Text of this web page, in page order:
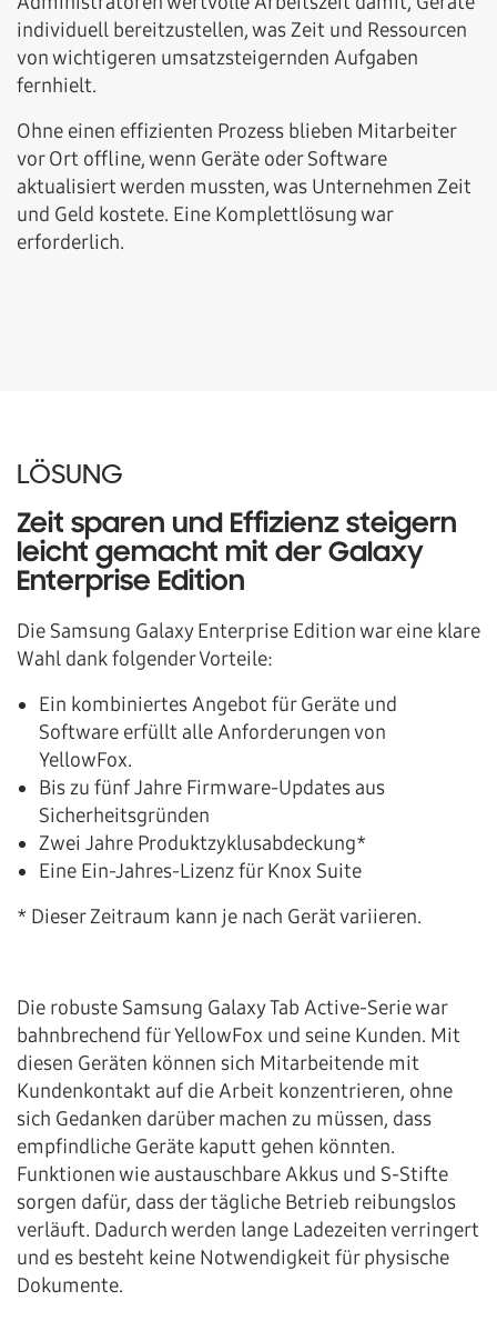
individuell bereitzustellen, was Zeit und Ressourcen
von wichtigeren umsatzsteigernden Aufgaben
fernhielt.
Ohne einen effizienten Prozess blieben Mitarbeiter
vor Ort offline, wenn Geräte oder Software
aktualisiert werden mussten, was Unternehmen Zeit
und Geld kostete. Eine Komplettlösung war
erforderlich.
LÖSUNG
Zeit sparen und Effizienz steigern
leicht gemacht mit der Galaxy
Enterprise Edition
Die Samsung Galaxy Enterprise Edition war eine klare
Wahl dank folgender Vorteile:
Ein kombiniertes Angebot für Geräte und
Software erfüllt alle Anforderungen von
YellowFox.
Bis zu fünf Jahre Firmware-Updates aus
Sicherheitsgründen
Zwei Jahre Produktzyklusabdeckung*
Eine Ein-Jahres-Lizenz für Knox Suite
* Dieser Zeitraum kann je nach Gerät variieren.
Die robuste Samsung Galaxy Tab Active-Serie war
bahnbrechend für YellowFox und seine Kunden. Mit
diesen Geräten können sich Mitarbeitende mit
Kundenkontakt auf die Arbeit konzentrieren, ohne
sich Gedanken darüber machen zu müssen, dass
empfindliche Geräte kaputt gehen könnten.
Funktionen wie austauschbare Akkus und S-Stifte
sorgen dafür, dass der tägliche Betrieb reibungslos
verläuft. Dadurch werden lange Ladezeiten verringert
und es besteht keine Notwendigkeit für physische
Dokumente.